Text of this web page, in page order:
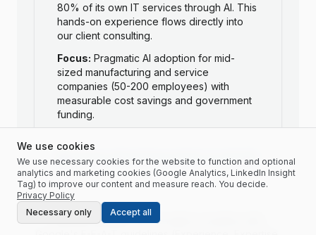
80% of its own IT services through AI. This
hands-on experience flows directly into
our client consulting.
Focus: Pragmatic AI adoption for mid-
sized manufacturing and service
companies (50-200 employees) with
measurable cost savings and government
funding.
Connect with Andreas Indorf on LinkedIn
E-E-A-T Proof:
All information complies with
We use cookies
We use necessary cookies for the website to function and optional
analytics and marketing cookies (Google Analytics, LinkedIn Insight
Tag) to improve our content and measure reach. You decide.
Privacy Policy
Necessary only
Accept all